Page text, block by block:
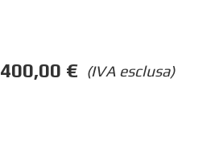
(IVA esclusa)
400,00 €